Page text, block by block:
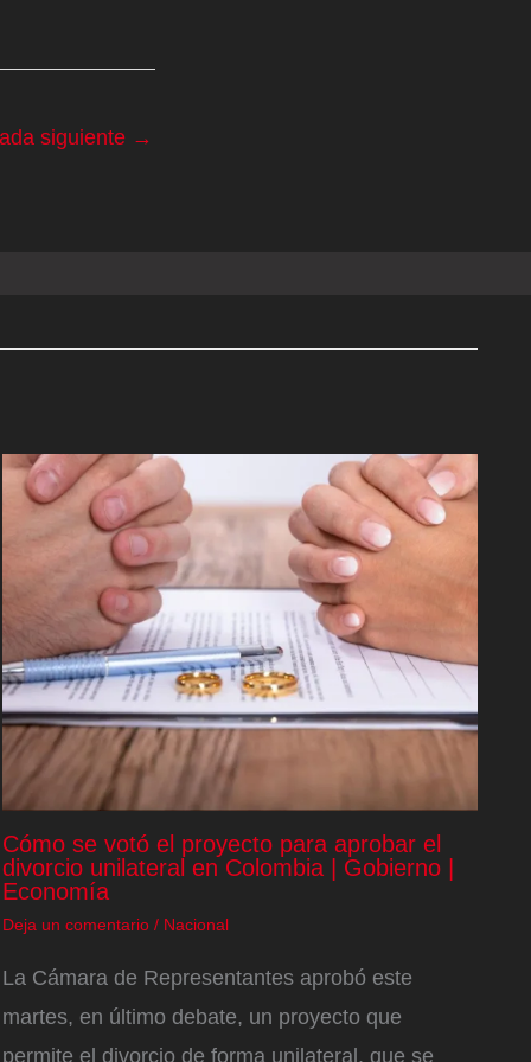
siguiente →
Cómo se votó el proyecto para aprobar el
divorcio unilateral en Colombia | Gobierno |
Economía
Deja un comentario / Nacional
La Cámara de Representantes aprobó este
martes, en último debate, un proyecto que
permite el divorcio de forma unilateral, que se